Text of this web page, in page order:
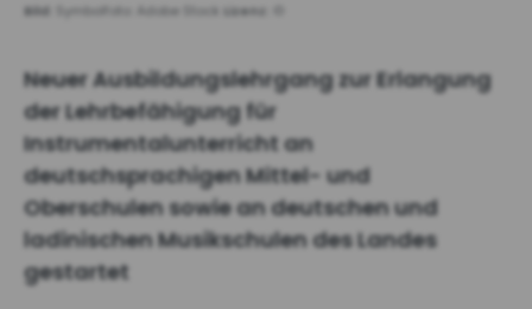
Bild: Symbolfoto: Adobe Stock Lizenz:
Neuer Ausbildungslehrgang zur Erlangung
der Lehrbefähigung für
Instrumentalunterricht an
deutschsprachigen Mittel- und
Oberschulen sowie an deutschen und
ladinischen Musikschulen des Landes
gestartet